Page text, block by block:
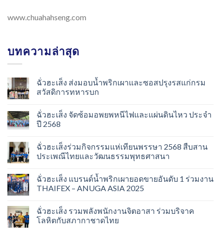
www.chuahahseng.com
บทความล่าสุด
ฉั่วฮะเส็ง ส่งมอบน้ำพริกเผาและซอสปรุงรสแก่กรม
สวัสดิการทหารบก
ฉั่วฮะเส็ง จัดซ้อมอพยพหนีไฟและแผ่นดินไหว ประจำ
ปี 2568
ฉั่วฮะเส็งร่วมกิจกรรมแห่เทียนพรรษา 2568 สืบสาน
ประเพณีไทยและวัฒนธรรมพุทธศาสนา
ฉั่วฮะเส็ง แบรนด์น้ำพริกเผายอดขายอันดับ 1 ร่วมงาน
THAIFEX – ANUGA ASIA 2025
ฉั่วฮะเส็ง รวมพลังพนักงานจิตอาสา ร่วมบริจาค
โลหิตกับสภากาชาดไทย